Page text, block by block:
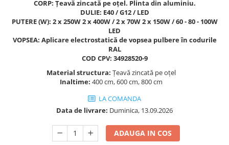
Porti fotbal / handball
Globuri de craciun pentru exterior
Ornamente de craciun pentru
exterior
Reni de craciun pentru exterior
Mese picnic
Panouri PUBLICITARE
CORP: Țeavă zincată pe oțel. Plinta din aluminiu.
DULIE: E40 / G12 / LED
PUTERE (W): 2 x 250W 2 x 400W / 2 x 70W 2 x 150W / 60 - 80 - 100W
LED
VOPSEA: Aplicare electrostatică de vopsea pulbere în codurile
RAL
COD CPV: 34928520-9
Material structura: Țeavă zincată pe oțel
Inaltime: 400 cm, 600 cm, 800 cm
LA COMANDA
Data de livrare: Duminica, 13.09.2026
ADAUGA IN COS